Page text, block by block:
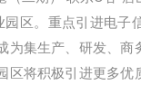
区。重点引进电子
为集生产、研发、
区将积极引进更多优